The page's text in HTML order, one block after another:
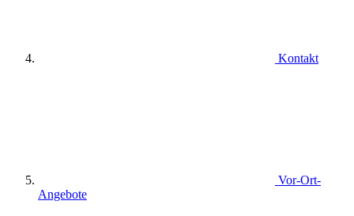
Kontakt
Vor-Ort-
Angebote